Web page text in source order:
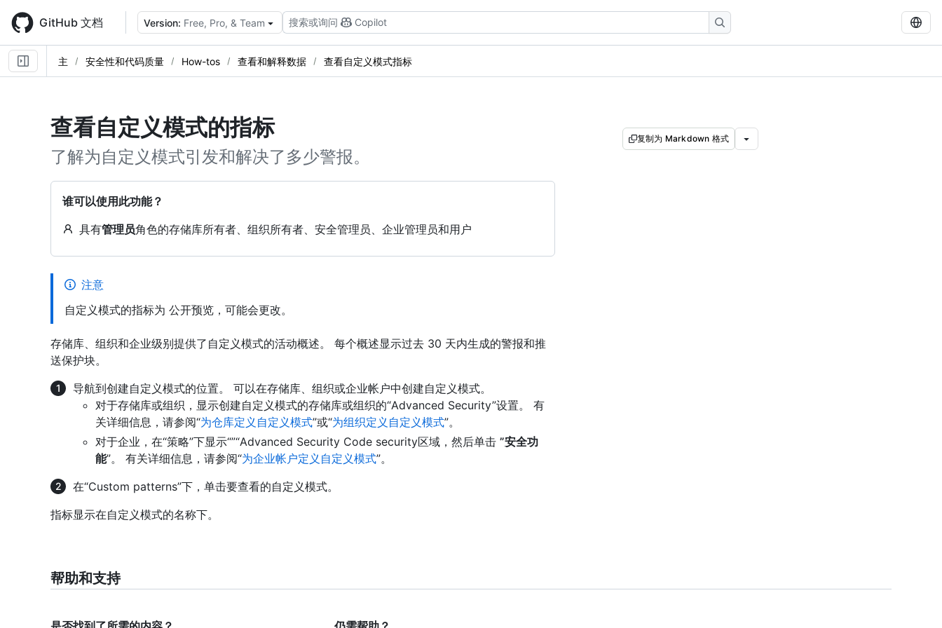
main
content
GitHub 文档 Version: Free, Pro, & Team 搜索或询问 Copilot
主 安全性和代码质量 How-tos 查看和解释数据 查看自定义模式指标
查看自定义模式的指标
了解为自定义模式引发和解决了多少警报。
谁可以使用此功能？
具有管理员角色的存储库所有者、组织所有者、安全管理员、企业管理员和用户
复制为 Markdown 格式
注意
自定义模式的指标为 公开预览，可能会更改。
存储库、组织和企业级别提供了自定义模式的活动概述。 每个概述显示过去 30 天内生成的警报和推
送保护块。
导航到创建自定义模式的位置。 可以在存储库、组织或企业帐户中创建自定义模式。
对于存储库或组织，显示创建自定义模式的存储库或组织的“Advanced Security”设置。 有
关详细信息，请参阅“为仓库定义自定义模式”或“为组织定义自定义模式”。
对于企业，在“策略”下显示“”“Advanced Security Code security区域，然后单击 ”安全功
能”。 有关详细信息，请参阅“为企业帐户定义自定义模式”。
在“Custom patterns”下，单击要查看的自定义模式。
指标显示在自定义模式的名称下。
帮助和支持